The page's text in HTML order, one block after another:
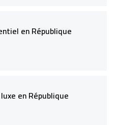
en République
en République